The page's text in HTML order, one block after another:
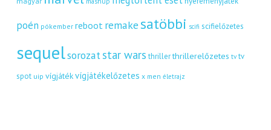
poén pókember reboot remakesatöbbi scifi scifielőzetes
sequelsorozatstar wars thriller thrillerelőzetes tv tv
spot uip vígjátékvígjátékelőzetes x men életrajz